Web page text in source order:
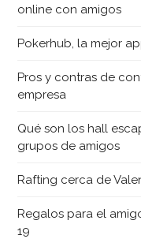
online con amigos
Pokerhub, la mejor
Pros y contras de
empresa
Qué son los hall
grupos de amigos
Rafting cerca de
Regalos para el
19